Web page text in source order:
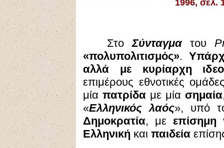
1996, σελ.
ΣτοΣύνταγματου
«πολυπολιτισμός».
αλλά με κυρίαρχη
επιμέρους εθνοτικές
μία πατρίδαμε μία σημαία
«Ελληνικός λαός», υπό
Δημοκρατία, με επίσημη
Ελληνική και παιδεία